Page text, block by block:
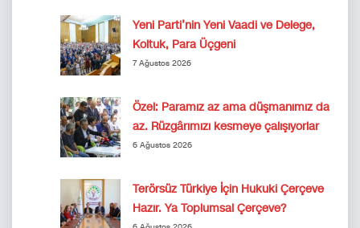
Yeni Parti’nin Yeni Vaadi ve Delege,
Koltuk, Para Üçgeni
7 Ağustos 2026
Özel: Paramız az ama düşmanımız da
az. Rüzgârımızı kesmeye çalışıyorlar
6 Ağustos 2026
Terörsüz Türkiye İçin Hukuki Çerçeve
Hazır. Ya Toplumsal Çerçeve?